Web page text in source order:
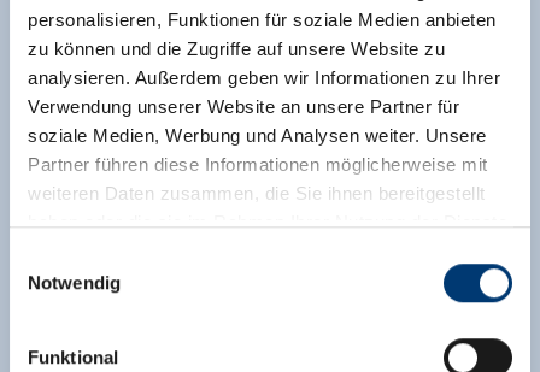
personalisieren, Funktionen für soziale Medien anbieten
zu können und die Zugriffe auf unsere Website zu
analysieren. Außerdem geben wir Informationen zu Ihrer
Verwendung unserer Website an unsere Partner für
soziale Medien, Werbung und Analysen weiter. Unsere
Partner führen diese Informationen möglicherweise mit
weiteren Daten zusammen, die Sie ihnen bereitgestellt
haben oder die sie im Rahmen Ihrer Nutzung der Dienste
Rohr 23// A-6280 Zell am Ziller
Notwendig
Funktional
traditioneel ingerichte woonruimte met eethoek
en slaapgelegenheid, afgescheiden slaapkamer,
kitchenette, satelliet-tv, terras (indien nodig een
extra tweepersoonskamer)
Prijs in overleg, eindschoonmaak: 50.- Euro,
toeslag voor kort verblijf tot en met 3 nachten
Uitrusting